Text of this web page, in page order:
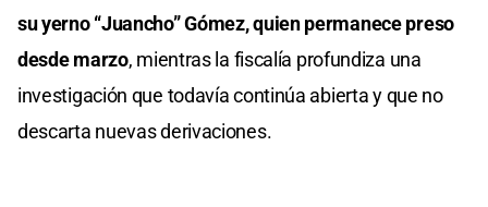
su yerno “Juancho” Gómez, quien permanece preso
desde marzo, mientras la fiscalía profundiza una
investigación que todavía continúa abierta y que no
descarta nuevas derivaciones.